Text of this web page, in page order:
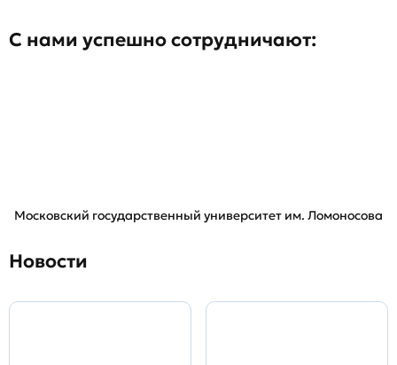
С нами успешно сотрудничают:
Московский государственный университет им. Ломоносова
Новости